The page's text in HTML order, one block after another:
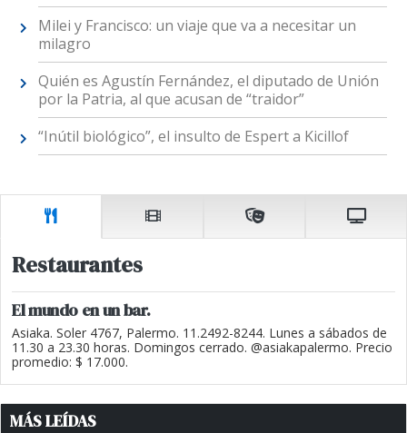
Milei y Francisco: un viaje que va a necesitar un
milagro
Quién es Agustín Fernández, el diputado de Unión
por la Patria, al que acusan de “traidor”
“Inútil biológico”, el insulto de Espert a Kicillof
Restaurantes
El mundo en un bar.
Asiaka. Soler 4767, Palermo. 11.2492-8244. Lunes a sábados de
11.30 a 23.30 horas. Domingos cerrado. @asiakapalermo. Precio
promedio: $ 17.000.
MÁS LEÍDAS